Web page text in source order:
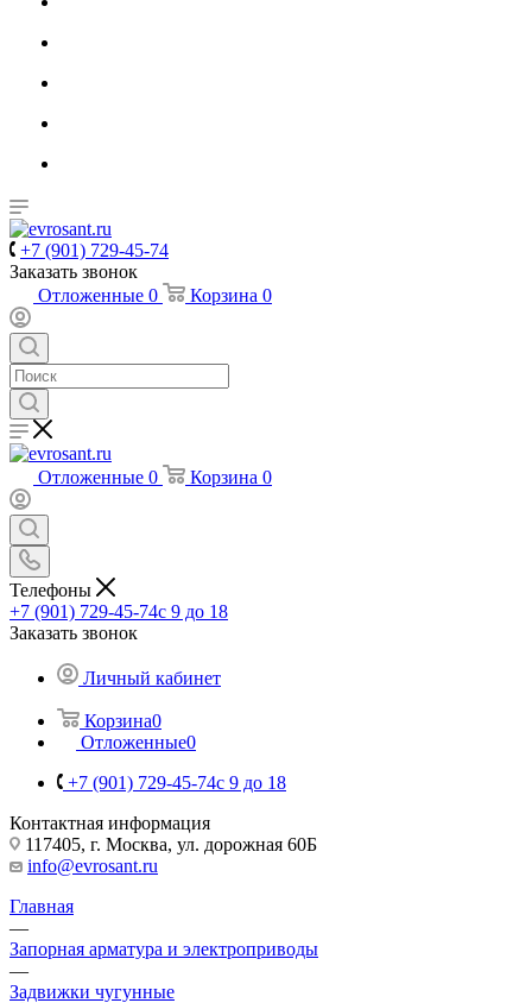
+7 (901) 729-45-74
Заказать звонок
Отложенные 0 Корзина 0
Отложенные 0 Корзина 0
Телефоны
+7 (901) 729-45-74c 9 до 18
Заказать звонок
Личный кабинет
Корзина0
Отложенные0
+7 (901) 729-45-74c 9 до 18
Контактная информация
117405, г. Москва, ул. дорожная 60Б
info@evrosant.ru
Главная
—
Запорная арматура и электроприводы
—
Задвижки чугунные